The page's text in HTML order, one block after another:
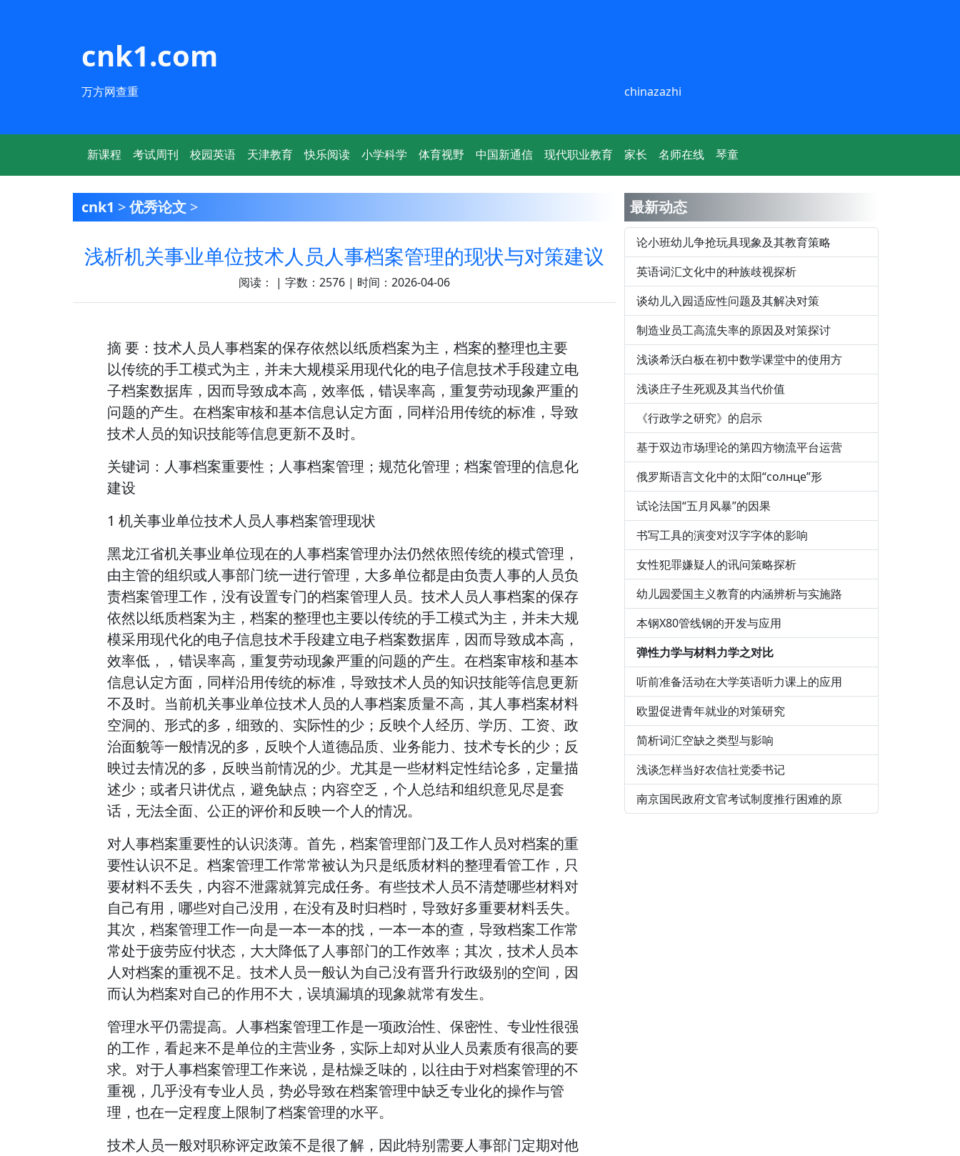
cnk1.com
万方网查重 chinazazhi
新课程 考试周刊 校园英语 天津教育 快乐阅读 小学科学 体育视野 中国新通信 现代职业教育 家长 名师在线 琴童
cnk1 >优秀论文 >
浅析机关事业单位技术人员人事档案管理的现状与对策建议
阅读： | 字数：2576 | 时间：2026-04-06
摘 要：技术人员人事档案的保存依然以纸质档案为主，档案的整理也主要
以传统的手工模式为主，并未大规模采用现代化的电子信息技术手段建立电
子档案数据库，因而导致成本高，效率低，错误率高，重复劳动现象严重的
问题的产生。在档案审核和基本信息认定方面，同样沿用传统的标准，导致
技术人员的知识技能等信息更新不及时。
关键词：人事档案重要性；人事档案管理；规范化管理；档案管理的信息化
建设
1 机关事业单位技术人员人事档案管理现状
黑龙江省机关事业单位现在的人事档案管理办法仍然依照传统的模式管理，
由主管的组织或人事部门统一进行管理，大多单位都是由负责人事的人员负
责档案管理工作，没有设置专门的档案管理人员。技术人员人事档案的保存
依然以纸质档案为主，档案的整理也主要以传统的手工模式为主，并未大规
模采用现代化的电子信息技术手段建立电子档案数据库，因而导致成本高，
效率低，，错误率高，重复劳动现象严重的问题的产生。在档案审核和基本
信息认定方面，同样沿用传统的标准，导致技术人员的知识技能等信息更新
不及时。当前机关事业单位技术人员的人事档案质量不高，其人事档案材料
空洞的、形式的多，细致的、实际性的少；反映个人经历、学历、工资、政
治面貌等一般情况的多，反映个人道德品质、业务能力、技术专长的少；反
映过去情况的多，反映当前情况的少。尤其是一些材料定性结论多，定量描
述少；或者只讲优点，避免缺点；内容空乏，个人总结和组织意见尽是套
话，无法全面、公正的评价和反映一个人的情况。
对人事档案重要性的认识淡薄。首先，档案管理部门及工作人员对档案的重
要性认识不足。档案管理工作常常被认为只是纸质材料的整理看管工作，只
要材料不丢失，内容不泄露就算完成任务。有些技术人员不清楚哪些材料对
自己有用，哪些对自己没用，在没有及时归档时，导致好多重要材料丢失。
其次，档案管理工作一向是一本一本的找，一本一本的查，导致档案工作常
常处于疲劳应付状态，大大降低了人事部门的工作效率；其次，技术人员本
人对档案的重视不足。技术人员一般认为自己没有晋升行政级别的空间，因
而认为档案对自己的作用不大，误填漏填的现象就常有发生。
管理水平仍需提高。人事档案管理工作是一项政治性、保密性、专业性很强
的工作，看起来不是单位的主营业务，实际上却对从业人员素质有很高的要
求。对于人事档案管理工作来说，是枯燥乏味的，以往由于对档案管理的不
重视，几乎没有专业人员，势必导致在档案管理中缺乏专业化的操作与管
理，也在一定程度上限制了档案管理的水平。
技术人员一般对职称评定政策不是很了解，因此特别需要人事部门定期对他
最新动态
论小班幼儿争抢玩具现象及其教育策略
英语词汇文化中的种族歧视探析
谈幼儿入园适应性问题及其解决对策
制造业员工高流失率的原因及对策探讨
浅谈希沃白板在初中数学课堂中的使用方
浅谈庄子生死观及其当代价值
《行政学之研究》的启示
基于双边市场理论的第四方物流平台运营
俄罗斯语言文化中的太阳“солнце”形
试论法国“五月风暴”的因果
书写工具的演变对汉字字体的影响
女性犯罪嫌疑人的讯问策略探析
幼儿园爱国主义教育的内涵辨析与实施路
本钢X80管线钢的开发与应用
弹性力学与材料力学之对比
听前准备活动在大学英语听力课上的应用
欧盟促进青年就业的对策研究
简析词汇空缺之类型与影响
浅谈怎样当好农信社党委书记
南京国民政府文官考试制度推行困难的原